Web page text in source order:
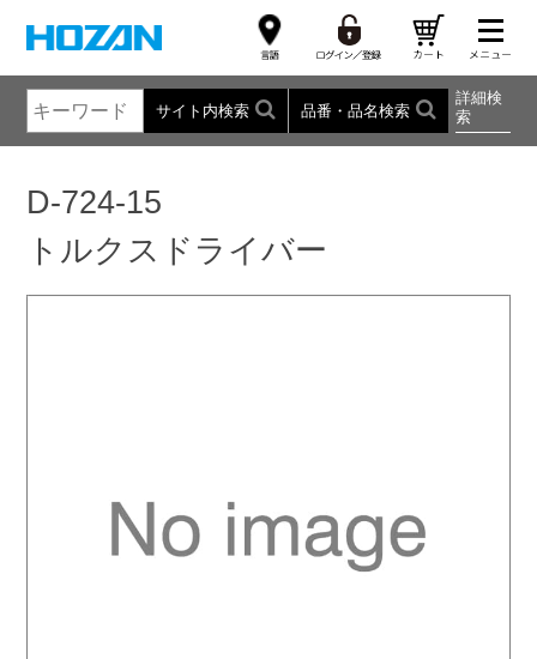
サイト内検索 品番・品名検索
詳細検
索
D-724-15
トルクスドライバー